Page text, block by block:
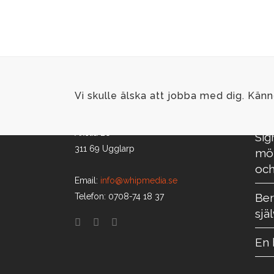
Vi skulle älska att jobba med dig.
311 69 Ugglarp
Email: info@whipmedia.se
Telefon: 0708-74 18 37
En